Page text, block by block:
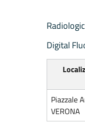
Digital
Piazzale
VERONA